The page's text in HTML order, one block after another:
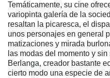
Temáticamente, su cine
variopinta galería de la
resaltan la picaresca, el
unos personajes en general
matizaciones y mirada
las modas del momento y
Berlanga, creador bastante
cierto modo una especie de